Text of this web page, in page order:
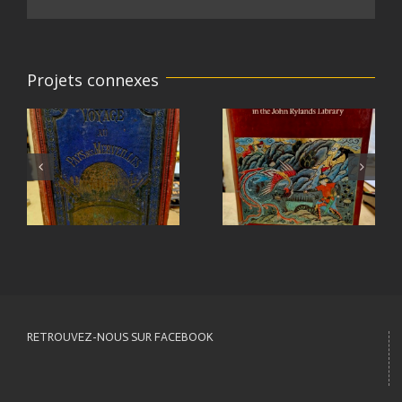
Projets connexes
RETROUVEZ-NOUS SUR FACEBOOK